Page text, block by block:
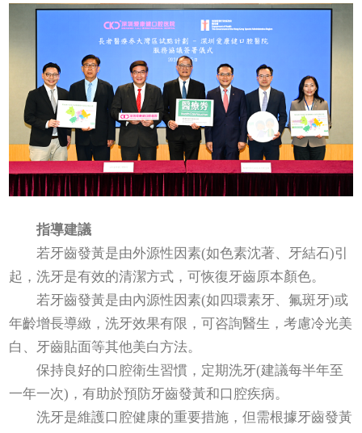
指導建議
若牙齒發黃是由外源性因素(如色素沈著、牙結石)引
起，洗牙是有效的清潔方式，可恢復牙齒原本顏色。
若牙齒發黃是由內源性因素(如四環素牙、氟斑牙)或
年齡增長導緻，洗牙效果有限，可咨詢醫生，考慮冷光美
白、牙齒貼面等其他美白方法。
保持良好的口腔衛生習慣，定期洗牙(建議每半年至
一年一次)，有助於預防牙齒發黃和口腔疾病。
洗牙是維護口腔健康的重要措施，但需根據牙齒發黃